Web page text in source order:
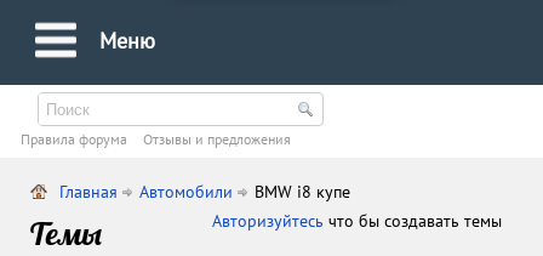
Меню
Правила форума Oтзывы и предложения
Главная Автомобили
BMW i8 купе
Авторизуйтесь что бы создавать темы
Темы